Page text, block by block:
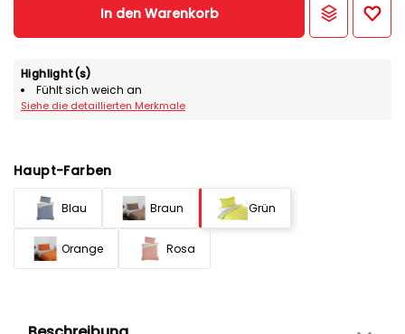
In den Warenkorb
Highlight(s)
Fühlt sich weich an
Siehe die detaillierten Merkmale
Haupt-Farben
Blau Braun Grün
Orange Rosa